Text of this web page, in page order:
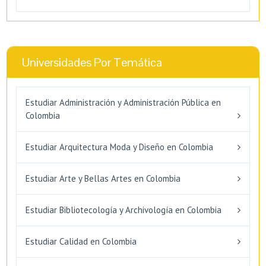
Universidades Por Temática
Estudiar Administración y Administración Pública en
Colombia
Estudiar Arquitectura Moda y Diseño en Colombia
Estudiar Arte y Bellas Artes en Colombia
Estudiar Bibliotecología y Archivología en Colombia
Estudiar Calidad en Colombia